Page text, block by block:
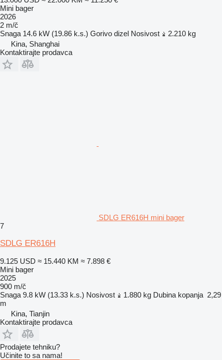
Mini bager
2026
2 m/č
Snaga 14.6 kW (19.86 k.s.) Gorivo dizel Nosivost
2.210 kg
Kina, Shanghai
Kontaktirajte prodavca
SDLG ER616H mini bager
7
SDLG ER616H
9.125 USD ≈ 15.440 KM ≈ 7.898 €
Mini bager
2025
900 m/č
Snaga 9.8 kW (13.33 k.s.) Nosivost 1.880 kg Dubina kopanja 2,29
m
Kina, Tianjin
Kontaktirajte prodavca
Prodajete tehniku?
Učinite to sa nama!